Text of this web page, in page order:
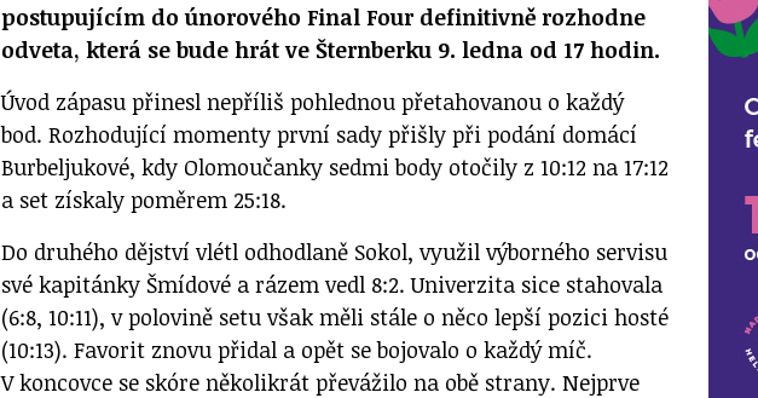
postupujícím do únorového Final Four definitivně rozhodne
odveta, která se bude hrát ve Šternberku 9. ledna od 17 hodin.
Úvod zápasu přinesl nepříliš pohlednou přetahovanou o každý
bod. Rozhodující momenty první sady přišly při podání domácí
Burbeljukové, kdy Olomoučanky sedmi body otočily z 10:12 na 17:12
a set získaly poměrem 25:18.
Do druhého dějství vlétl odhodlaně Sokol, využil výborného servisu
své kapitánky Šmídové a rázem vedl 8:2. Univerzita sice stahovala
(6:8, 10:11), v polovině setu však měli stále o něco lepší pozici hosté
(10:13). Favorit znovu přidal a opět se bojovalo o každý míč.
V koncovce se skóre několikrát převážilo na obě strany. Nejprve